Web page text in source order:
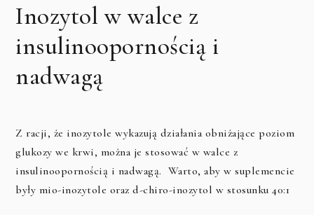
Inozytol w walce z
insulinoopornością i
nadwagą
Z racji, że inozytole wykazują działania obniżające poziom
glukozy we krwi, można je stosować w walce z
insulinoopornością i nadwagą. Warto, aby w suplemencie
były mio-inozytole oraz d-chiro-inozytol w stosunku 40:1